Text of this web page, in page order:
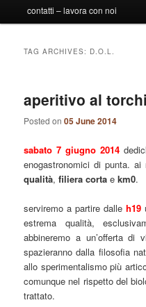
contatti – lavora con noi
TAG ARCHIVES: D.O.L.
aperitivo al
Posted on05 June 2014
sabato 7 giugno 2014
enogastronomici di punta.
qualità,filiera corta ekm0.
serviremo a partire dalle h19
estrema qualità,
abbineremo a un’offerta di
spazieranno dalla filosofia
allo sperimentalismo più
comunque nel rispetto del
trattato.